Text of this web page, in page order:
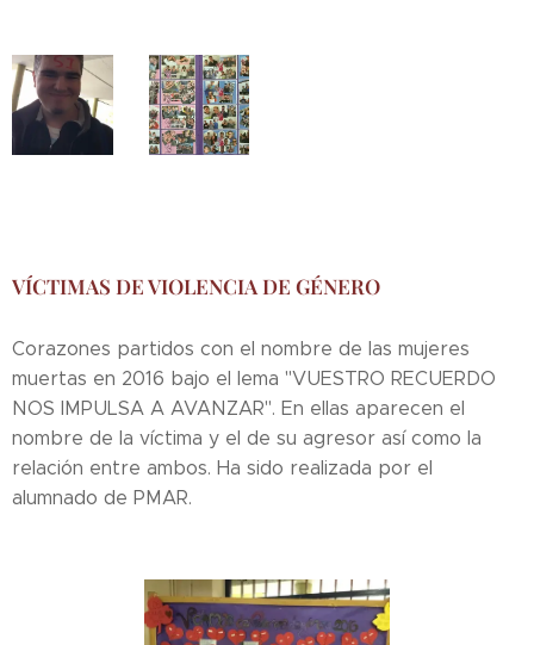
VÍCTIMAS DE VIOLENCIA DE GÉNERO
Corazones partidos con el nombre de las mujeres
muertas en 2016 bajo el lema "VUESTRO RECUERDO
NOS IMPULSA A AVANZAR". En ellas aparecen el
nombre de la víctima y el de su agresor así como la
relación entre ambos. Ha sido realizada por el
alumnado de PMAR.